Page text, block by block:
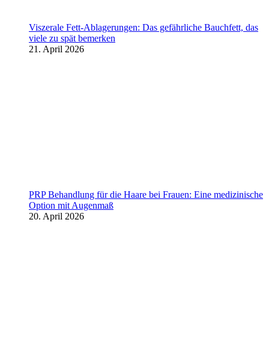
Viszerale Fett-Ablagerungen: Das gefährliche Bauchfett, das
viele zu spät bemerken
21. April 2026
PRP Behandlung für die Haare bei Frauen: Eine medizinische
Option mit Augenmaß
20. April 2026